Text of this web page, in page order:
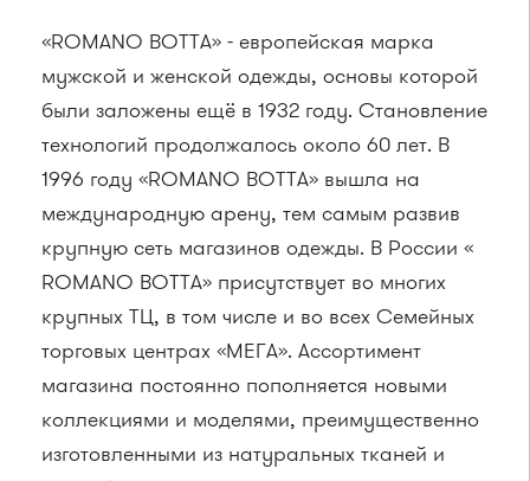
«ROMANO BOTTA» - европейская марка
мужской и женской одежды, основы которой
были заложены ещё в 1932 году. Становление
технологий продолжалось около 60 лет. В
1996 году «ROMANO BOTTA» вышла на
международную арену, тем самым развив
крупную сеть магазинов одежды. В России «
ROMANO BOTTA» присутствует во многих
крупных ТЦ, в том числе и во всех Семейных
торговых центрах «МЕГА». Ассортимент
магазина постоянно пополняется новыми
коллекциями и моделями, преимущественно
изготовленными из натуральных тканей и